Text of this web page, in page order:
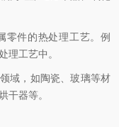
件的热处理工艺。例
理工艺中。
域，如陶瓷、玻璃等材
干器等。